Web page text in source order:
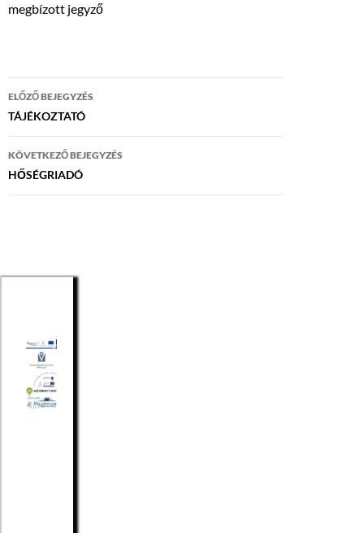
megbízott jegyző
Bejegyzés
navigáció
ELŐZŐ BEJEGYZÉS
TÁJÉKOZTATÓ
KÖVETKEZŐ BEJEGYZÉS
HŐSÉGRIADÓ